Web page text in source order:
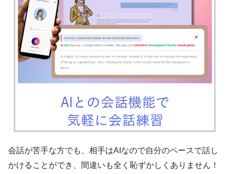
会話が苦手な方でも、相手はAIなので自分のペースで話し
かけることができ、間違いも全く恥ずかしくありません！